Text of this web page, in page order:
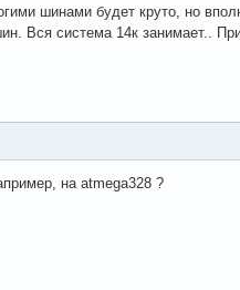
шинами будет круто, но
Вся система 14к занимает..
на atmega328 ?